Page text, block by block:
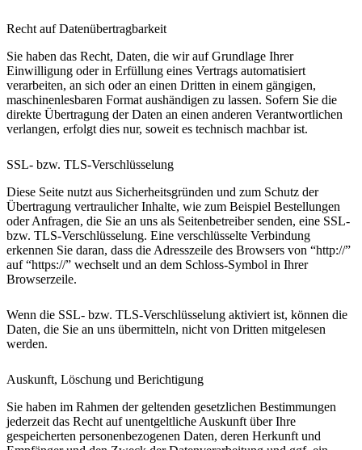
Recht auf Datenübertragbarkeit
Sie haben das Recht, Daten, die wir auf Grundlage Ihrer
Einwilligung oder in Erfüllung eines Vertrags automatisiert
verarbeiten, an sich oder an einen Dritten in einem gängigen,
maschinenlesbaren Format aushändigen zu lassen. Sofern Sie die
direkte Übertragung der Daten an einen anderen Verantwortlichen
verlangen, erfolgt dies nur, soweit es technisch machbar ist.
SSL- bzw. TLS-Verschlüsselung
Diese Seite nutzt aus Sicherheitsgründen und zum Schutz der
Übertragung vertraulicher Inhalte, wie zum Beispiel Bestellungen
oder Anfragen, die Sie an uns als Seitenbetreiber senden, eine SSL-
bzw. TLS-Verschlüsselung. Eine verschlüsselte Verbindung
erkennen Sie daran, dass die Adresszeile des Browsers von “http://”
auf “https://” wechselt und an dem Schloss-Symbol in Ihrer
Browserzeile.
Wenn die SSL- bzw. TLS-Verschlüsselung aktiviert ist, können die
Daten, die Sie an uns übermitteln, nicht von Dritten mitgelesen
werden.
Auskunft, Löschung und Berichtigung
Sie haben im Rahmen der geltenden gesetzlichen Bestimmungen
jederzeit das Recht auf unentgeltliche Auskunft über Ihre
gespeicherten personenbezogenen Daten, deren Herkunft und